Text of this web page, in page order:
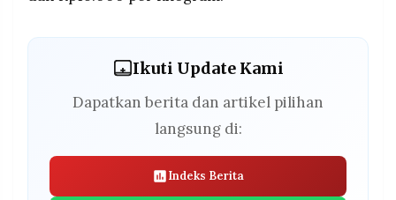
Ikuti Update Kami
Dapatkan berita dan artikel pilihan
langsung di:
Indeks Berita